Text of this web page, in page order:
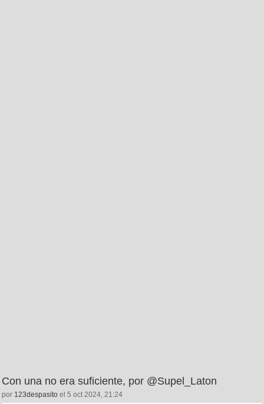
Con una no era suficiente, por @Supel_Laton
por 123despasito el 5 oct 2024, 21:24